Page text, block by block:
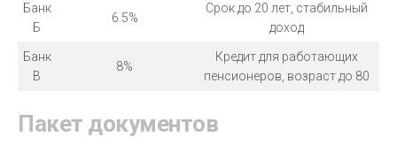
Банк
Б
6.5%
Срок до 20 лет, стабильный
доход
Банк
В
8%
Кредит для работающих
пенсионеров, возраст до 80
Пакет документов